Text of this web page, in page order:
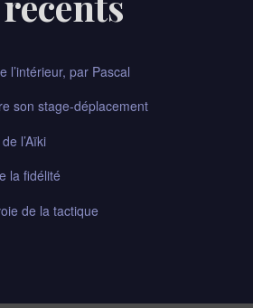
l’intérieur, par Pascal​
son stage-déplacement
l’Aïki
la fidélité
de la tactique